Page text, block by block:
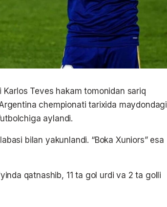
Teves hakam tomonidan sariq
chempionati tarixida maydondagi
aylandi.
bilan yakunlandi. “Boka Xuniors” esa
qatnashib, 11 ta gol urdi va 2 ta golli